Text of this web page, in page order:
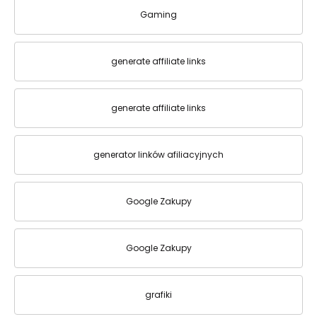
Gaming
generate affiliate links
generate affiliate links
generator linków afiliacyjnych
Google Zakupy
Google Zakupy
grafiki